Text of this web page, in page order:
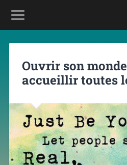
Ouvrir son
accueillir toutes